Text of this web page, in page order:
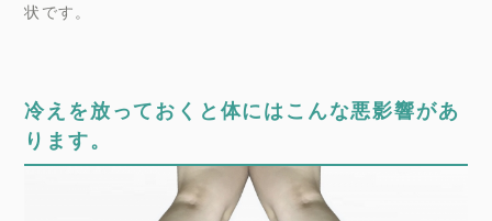
状です。
冷えを放っておくと体にはこんな悪影響があ
ります。